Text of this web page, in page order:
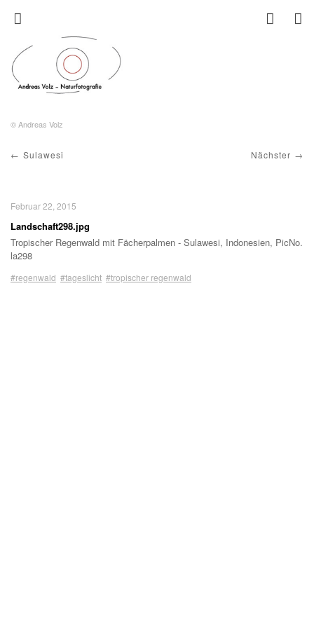
© Andreas Volz
Nächster
Sulawesi
Februar 22, 2015
Landschaft298.jpg
Tropischer Regenwald mit Fächerpalmen - Sulawesi, Indonesien, PicNo.
la298
#regenwald #tageslicht #tropischer regenwald